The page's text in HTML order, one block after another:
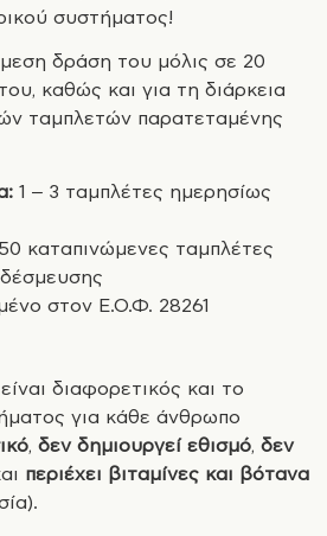
συστήματος!
δράση του μόλις σε 20
καθώς και για τη διάρκεια
ταμπλετών παρατεταμένης
1 – 3 ταμπλέτες ημερησίως
καταπινώμενες ταμπλέτες
στον Ε.Ο.Φ. 28261
διαφορετικός και το
για κάθε άνθρωπο
, δεν δημιουργεί εθισμό, δεν
περιέχει βιταμίνες και βότανα